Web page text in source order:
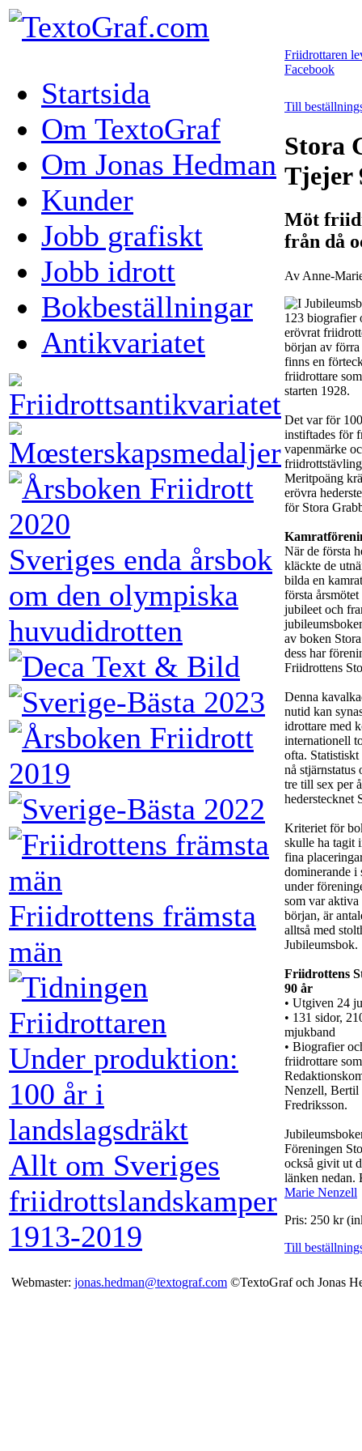
Startsida
Om TextoGraf
Om Jonas Hedman
Kunder
Jobb grafiskt
Jobb idrott
Bokbeställningar
Antikvariatet
Sveriges enda årsbok
om den olympiska
huvudidrotten
Friidrottens främsta
män
Under produktion:
100 år i
landslagsdräkt
Allt om Sveriges
friidrottslandskamper
1913-2019
Friidrottaren
Facebook
Till
Stora
Tjejer
Möt
från då
Av Anne-
I
123 biografier
erövrat
början av
finns en
friidrottare
starten 1928.
Det var för
instiftades för
vapenmärke
Meritpoäng
erövra
för Stora
När de första
kläckte de
bilda en
första
jubileet och
av boken
dess har
Friidrottens
Denna
nutid kan
idrottare med
internationell
ofta. Statistiskt
nå stjärnstatus
tre till sex per
hederstecknet
Kriteriet för
skulle ha tagit
fina
dominerande i
under
som var aktiva
början, är
alltså med
Jubileumsbok.
Friidrottens
90 år
• Utgiven 24
• 131 sidor,
mjukband
• Biografier
friidrottare
Nenzell, Bertil
Fredriksson.
Föreningen
också givit ut
länken nedan.
Marie Nenzell
Pris: 250 kr
Till
Webmaster: jonas.hedman@textograf.com ©TextoGraf och Jonas